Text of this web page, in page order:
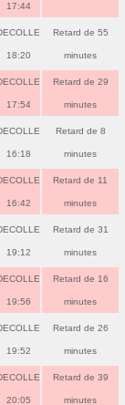
17:44
18:20
Retard de 55
minutes
17:54
Retard de 29
minutes
16:18
Retard de 8
minutes
16:42
Retard de 11
minutes
19:12
Retard de 31
minutes
19:56
Retard de 16
minutes
19:52
Retard de 26
minutes
20:05
Retard de 39
minutes